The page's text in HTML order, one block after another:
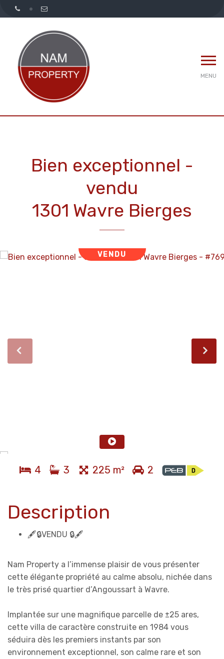
MENU
Bien exceptionnel -
vendu
1301 Wavre Bierges
VENDU
4 3 225 m² 2
Description
🖋️🔒VENDU 🔒🖋️
Nam Property a l’immense plaisir de vous présenter
cette élégante propriété au calme absolu, nichée dans
le très prisé quartier d’Angoussart à Wavre.
Implantée sur une magnifique parcelle de ±25 ares,
cette villa de caractère construite en 1984 vous
séduira dès les premiers instants par son
environnement exceptionnel, son calme rare et son